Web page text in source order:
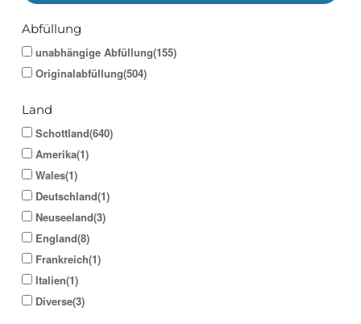
Abfüllung
unabhängige Abfüllung(155)
Originalabfüllung(504)
Land
Schottland(640)
Amerika(1)
Wales(1)
Deutschland(1)
Neuseeland(3)
England(8)
Frankreich(1)
Italien(1)
Diverse(3)